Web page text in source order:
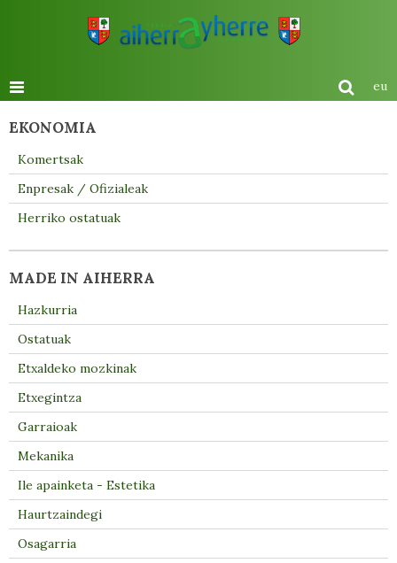
eu
EKONOMIA
Komertsak
Enpresak / Ofizialeak
Herriko ostatuak
MADE IN AIHERRA
Hazkurria
Ostatuak
Etxaldeko mozkinak
Etxegintza
Garraioak
Mekanika
Ile apainketa - Estetika
Haurtzaindegi
Osagarria